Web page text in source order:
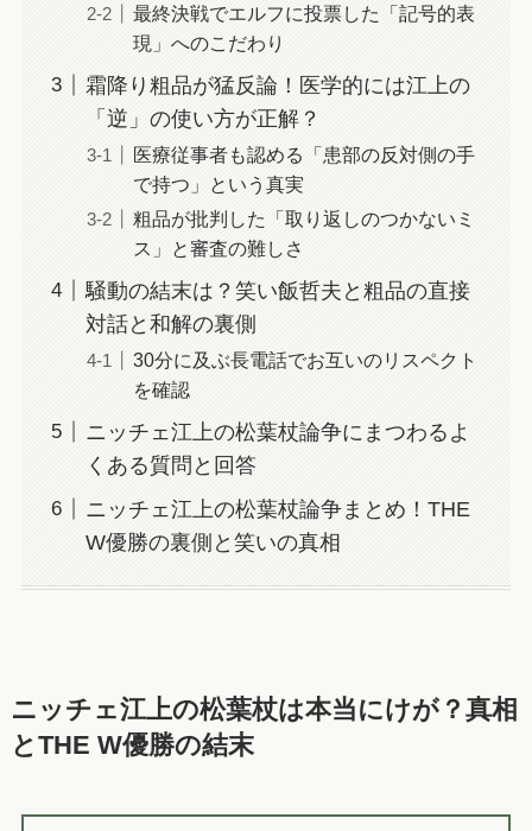
最終決戦でエルフに投票した「記号的表
現」へのこだわり
霜降り粗品が猛反論！医学的には江上の
「逆」の使い方が正解？
医療従事者も認める「患部の反対側の手
で持つ」という真実
粗品が批判した「取り返しのつかないミ
ス」と審査の難しさ
騒動の結末は？笑い飯哲夫と粗品の直接
対話と和解の裏側
30分に及ぶ長電話でお互いのリスペクト
を確認
ニッチェ江上の松葉杖論争にまつわるよ
くある質問と回答
ニッチェ江上の松葉杖論争まとめ！THE
W優勝の裏側と笑いの真相
ニッチェ江上の松葉杖は本当にけが？真相
とTHE W優勝の結末